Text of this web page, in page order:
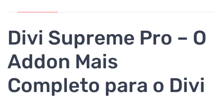
Divi Supreme Pro – O
Addon Mais
Completo para o Divi